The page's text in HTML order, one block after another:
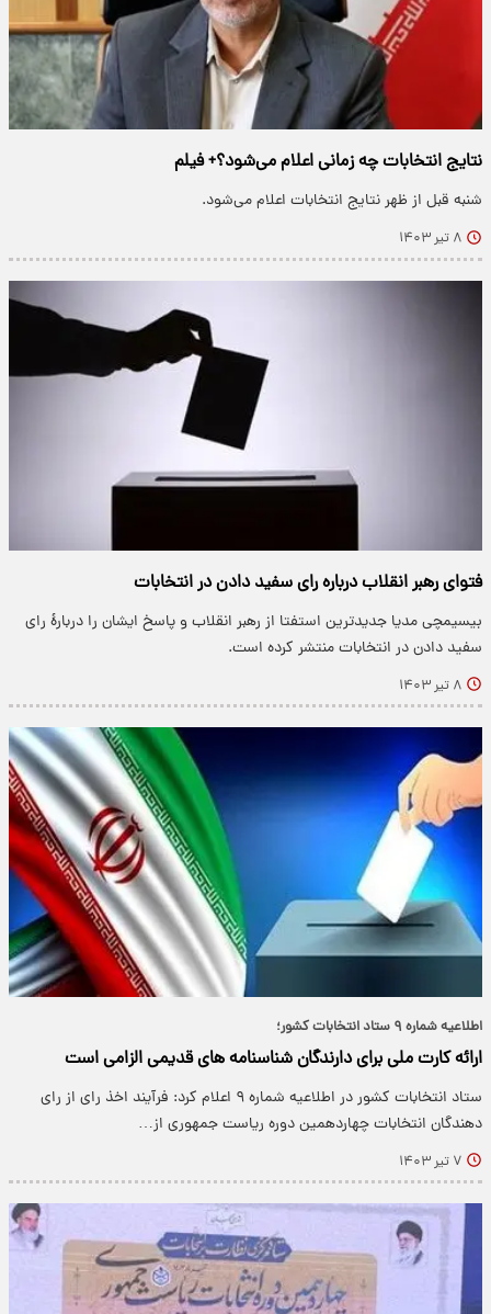
نتایج انتخابات چه زمانی اعلام می‌شود؟+ فیلم
شنبه قبل از ظهر نتایج انتخابات اعلام می‌شود.
۸ تیر ۱۴۰۳
فتوای رهبر انقلاب درباره رای سفید دادن در انتخابات
بیسیمچی مدیا جدیدترین استفتا از رهبر انقلاب و پاسخ ایشان را دربارۀ رای
سفید دادن در انتخابات منتشر کرده است.
۸ تیر ۱۴۰۳
اطلاعیه شماره ۹ ستاد انتخابات کشور؛
ارائه کارت ملی برای دارندگان شناسنامه های قدیمی الزامی است
ستاد انتخابات کشور در اطلاعیه شماره ۹ اعلام کرد: فرآیند اخذ رای از رای
دهندگان انتخابات چهاردهمین دوره ریاست جمهوری از…
۷ تیر ۱۴۰۳